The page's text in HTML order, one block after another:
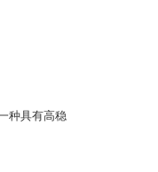
种具有高稳